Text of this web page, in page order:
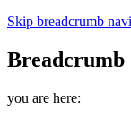
Skip breadcrumb
Breadcrumb
you are here: